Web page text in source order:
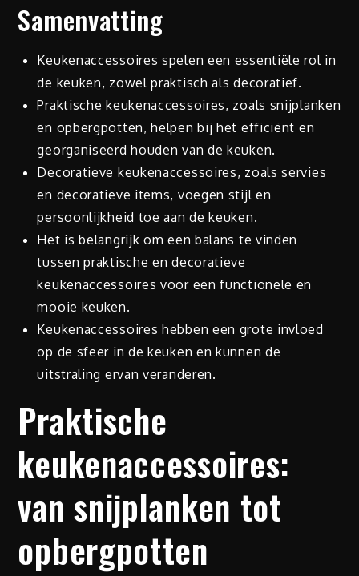
Samenvatting
Keukenaccessoires spelen een essentiële rol in
de keuken, zowel praktisch als decoratief.
Praktische keukenaccessoires, zoals snijplanken
en opbergpotten, helpen bij het efficiënt en
georganiseerd houden van de keuken.
Decoratieve keukenaccessoires, zoals servies
en decoratieve items, voegen stijl en
persoonlijkheid toe aan de keuken.
Het is belangrijk om een balans te vinden
tussen praktische en decoratieve
keukenaccessoires voor een functionele en
mooie keuken.
Keukenaccessoires hebben een grote invloed
op de sfeer in de keuken en kunnen de
uitstraling ervan veranderen.
Praktische
keukenaccessoires:
van snijplanken tot
opbergpotten